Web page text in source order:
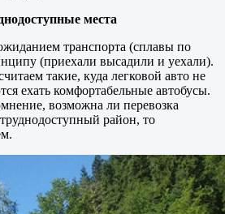
места
транспорта (сплавы по
(приехали высадили и уехали).
такие, куда легковой авто не
ехать комфортабельные автобусы.
возможна ли перевозка
район, то